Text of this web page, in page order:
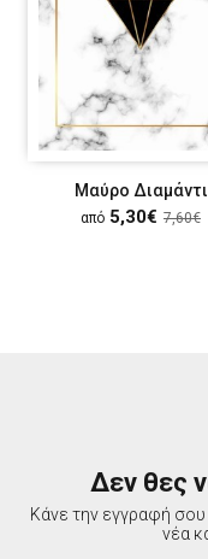
Μαύρο Διαμάντι
από 5,30€ 7,60€
Δεν θες
Κάνε την εγγραφή
νέα